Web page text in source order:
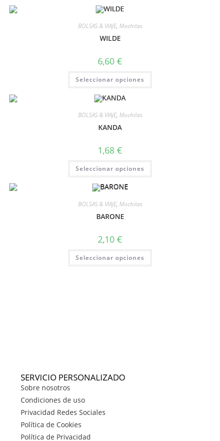
BOLSAS & VIAJE, Mochilas
WILDE
6,60 €
Seleccionar opciones
BOLSAS & VIAJE, Mochilas
KANDA
1,68 €
Seleccionar opciones
BOLSAS & VIAJE, Mochilas
BARONE
2,10 €
Seleccionar opciones
SERVICIO PERSONALIZADO
Sobre nosotros
Condiciones de uso
Privacidad Redes Sociales
Política de Cookies
Política de Privacidad